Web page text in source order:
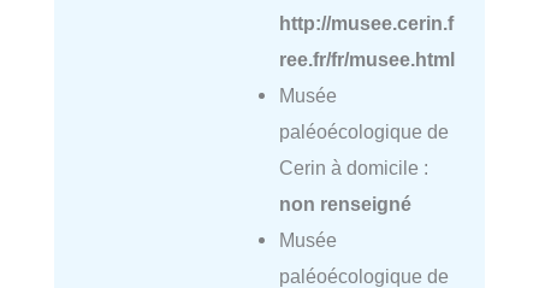
http://musee.cerin.f
ree.fr/fr/musee.html
Musée
paléoécologique de
Cerin à domicile :
non renseigné
Musée
paléoécologique de